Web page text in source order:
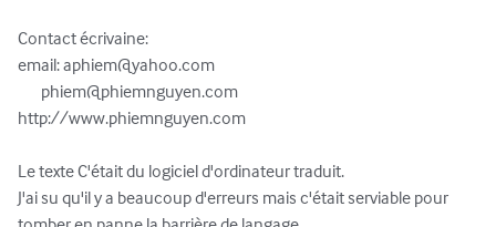
Contact écrivaine:
email: aphiem@yahoo.com
phiem@phiemnguyen.com
http://www.phiemnguyen.com
Le texte C'était du logiciel d'ordinateur traduit.
J'ai su qu'il y a beaucoup d'erreurs mais c'était serviable pour